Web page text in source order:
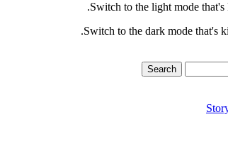
Switch to the light mode
Switch to the dark mode that's
Search